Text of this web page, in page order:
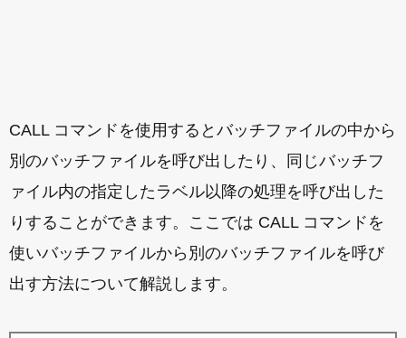
CALL コマンドを使用するとバッチファイルの中から
別のバッチファイルを呼び出したり、同じバッチフ
ァイル内の指定したラベル以降の処理を呼び出した
りすることができます。ここでは CALL コマンドを
使いバッチファイルから別のバッチファイルを呼び
出す方法について解説します。